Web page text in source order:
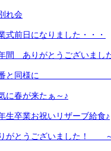
れ会
式前日になりました・・・
間 ありがとうござい
番と同様に ～
に春が来たぁ～♪
生卒業お祝いリザーブ給食♪
がとうございました！ ～